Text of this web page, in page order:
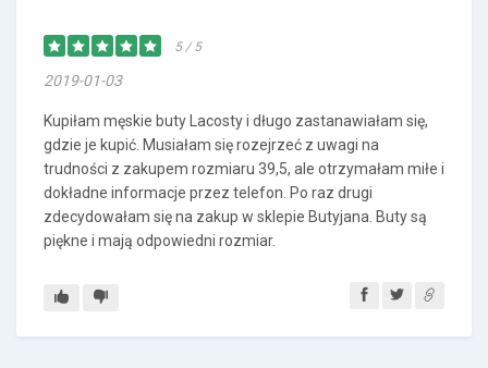
5 / 5
2019-01-03
Kupiłam męskie buty Lacosty i długo zastanawiałam się,
gdzie je kupić. Musiałam się rozejrzeć z uwagi na
trudności z zakupem rozmiaru 39,5, ale otrzymałam miłe i
dokładne informacje przez telefon. Po raz drugi
zdecydowałam się na zakup w sklepie Butyjana. Buty są
piękne i mają odpowiedni rozmiar.